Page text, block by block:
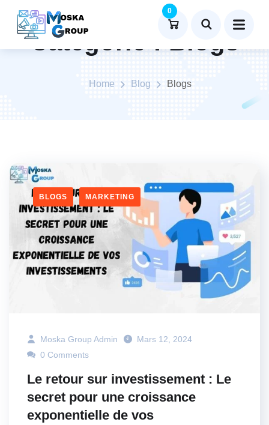
0
Catégorie :Blogs
Home Blog Blogs
BLOGS MARKETING
Moska Group Admin
Mars 12, 2024
0 Comments
Le retour sur investissement : Le
secret pour une croissance
exponentielle de vos